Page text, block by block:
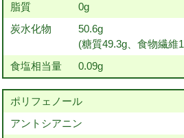
脂質
0g
炭水化物
50.6g
(糖質49.3g、食物繊維
食塩相当量
0.09g
ポリフェノール
アントシアニン